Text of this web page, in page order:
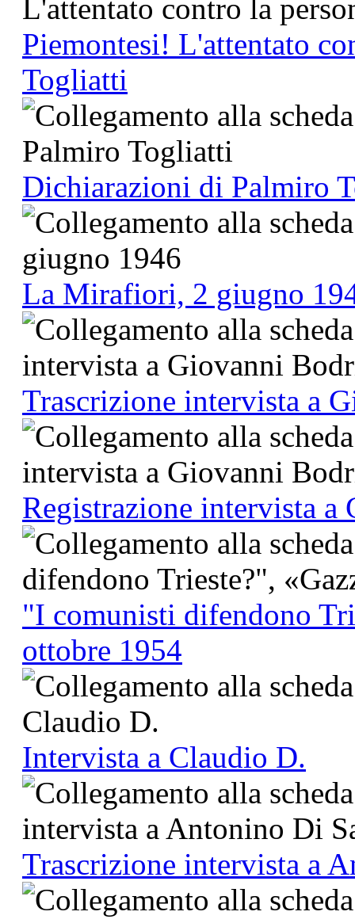
Piemontesi! L'attentato
Togliatti
Dichiarazioni di Palmiro
La Mirafiori, 2 giugno
Trascrizione intervista a
Registrazione intervista
"I comunisti difendono
ottobre 1954
Intervista a Claudio D.
Trascrizione intervista a